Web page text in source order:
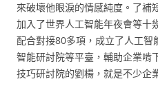
來破壞他眼淚的情感純度。了補
加入了世界人工智能年夜會等十
配合對接80多項，成立了人工智
智能研討院等平臺，輔助企業啃
技巧研討院的劉楊，就是不少企